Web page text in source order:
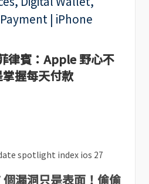
律賓：Apple 野心不
握每天付款
漏洞只是表面！偷偷